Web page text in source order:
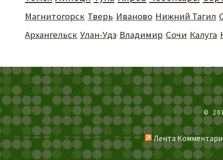
Магнитогорск Тверь Иваново Нижний Тагил
Архангельск Улан-Удэ Владимир Сочи Калуга
©
Лента